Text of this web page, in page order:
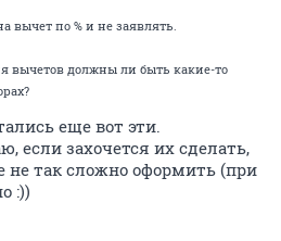
вычет по % и не заявлять.
вычетов должны ли быть какие-то
еще вот эти.
если захочется их сделать,
не так сложно оформить (при
:))